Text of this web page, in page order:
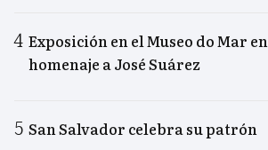
Exposición en el Museo do Mar en
homenaje a José Suárez
San Salvador celebra su patrón